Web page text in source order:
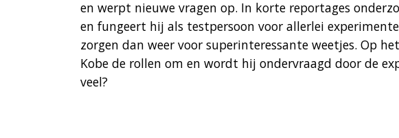
en werpt nieuwe vragen op. In korte reportages
en fungeert hij als testpersoon voor allerlei
zorgen dan weer voor superinteressante weetjes. Op
Kobe de rollen om en wordt hij ondervraagd door de
veel?